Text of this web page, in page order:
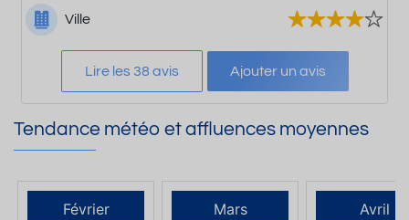
Ville
Lire les 38 avis Ajouter un avis
Tendance météo et affluences moyennes
Février Mars Avril